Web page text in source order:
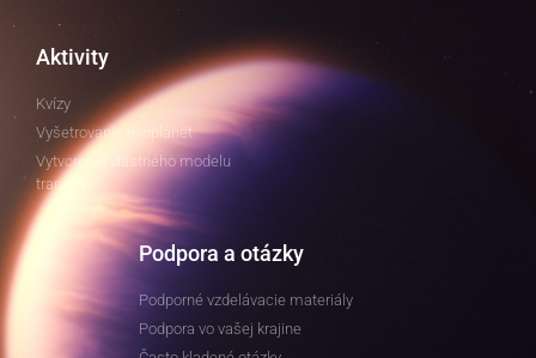
Aktivity
Kvízy
Vyšetrovanie exoplanét
Vytvorenie vlastného modelu
tranzitu
Podpora a otázky
Podporné vzdelávacie materiály
Podpora vo vašej krajine